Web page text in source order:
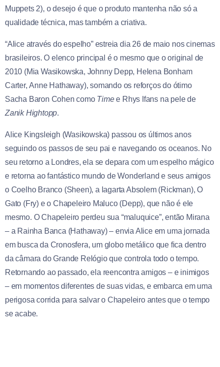
Muppets 2), o desejo é que o produto mantenha não só a
qualidade técnica, mas também a criativa.
“Alice através do espelho” estreia dia 26 de maio nos cinemas
brasileiros. O elenco principal é o mesmo que o original de
2010 (Mia Wasikowska, Johnny Depp, Helena Bonham
Carter, Anne Hathaway), somando os reforços do ótimo
Sacha Baron Cohen como Timee Rhys Ifans na pele de
Zanik Hightopp.
Alice Kingsleigh (Wasikowska) passou os últimos anos
seguindo os passos de seu pai e navegando os oceanos. No
seu retorno a Londres, ela se depara com um espelho mágico
e retorna ao fantástico mundo de Wonderland e seus amigos
o Coelho Branco (Sheen), a lagarta Absolem (Rickman), O
Gato (Fry) e o Chapeleiro Maluco (Depp), que não é ele
mesmo. O Chapeleiro perdeu sua “maluquice”, então Mirana
– a Rainha Banca (Hathaway) – envia Alice em uma jornada
em busca da Cronosfera, um globo metálico que fica dentro
da câmara do Grande Relógio que controla todo o tempo.
Retornando ao passado, ela reencontra amigos – e inimigos
– em momentos diferentes de suas vidas, e embarca em uma
perigosa corrida para salvar o Chapeleiro antes que o tempo
se acabe.